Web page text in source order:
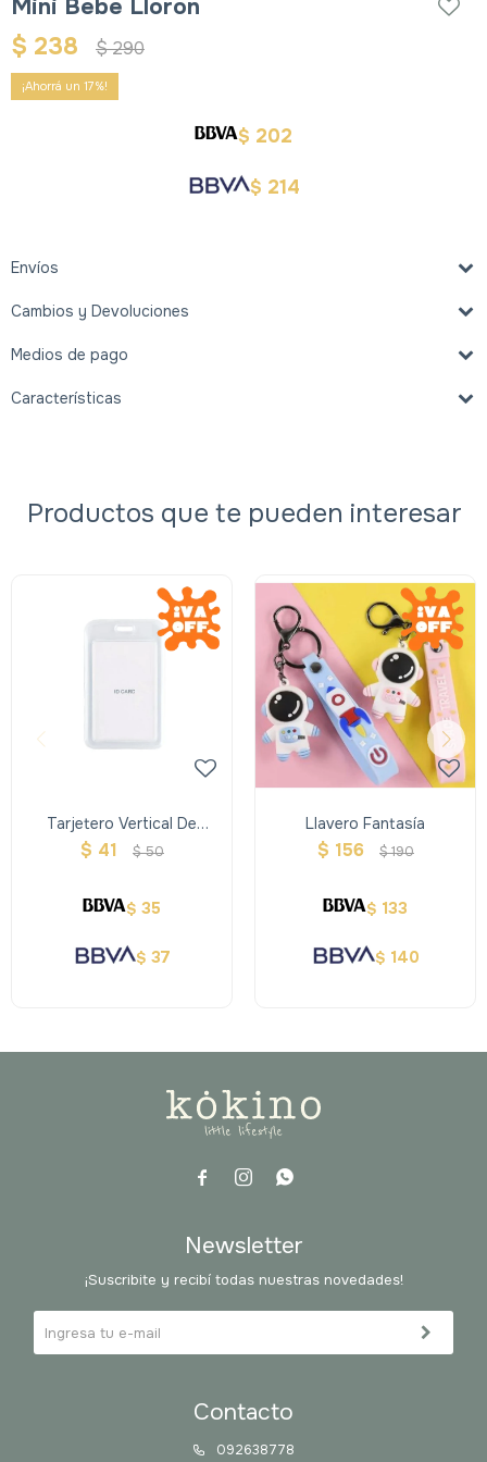
Mini Bebe Lloron
$ 238 $290
17
$ 202
$ 214
Envíos
Cambios y Devoluciones
Medios de pago
Características
Productos que te pueden interesar
Tarjetero Vertical De
Plastico
$ 41 $ 50
$ 35
$ 37
Llavero Fantasía
$ 156 $190
$ 133
$ 140
  
Contacto
092638778
Newsletter
¡Suscribite y recibí todas nuestras novedades!